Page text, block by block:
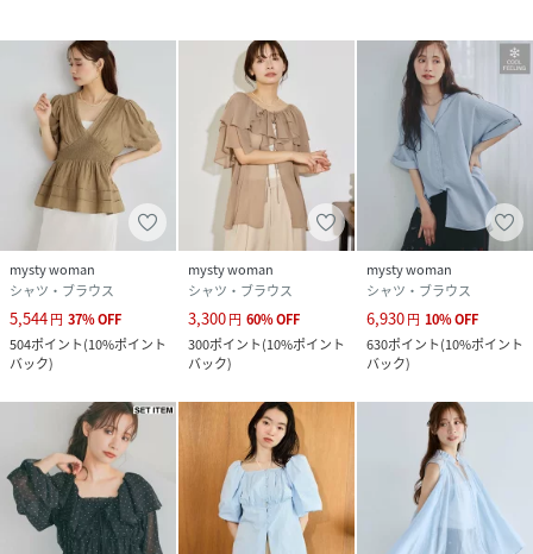
mysty woman
シャツ・ブラウス
5,544円 37%OFF
504ポイント(10%ポイント
バック)
mysty woman
シャツ・ブラウス
3,300円 60%OFF
300ポイント(10%ポイント
バック)
mysty woman
シャツ・ブラウス
6,930円 10%OFF
630ポイント(10%ポイント
バック)